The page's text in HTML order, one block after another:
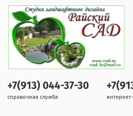
+7(913) 044-37-30
справочная служба